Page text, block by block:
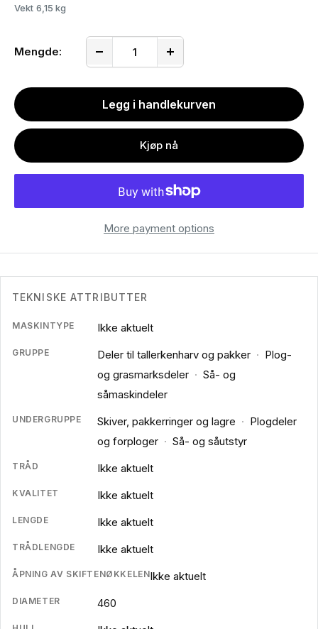
Vekt 6,15 kg
Mengde:
Legg i handlekurven
Kjøp nå
More payment options
TEKNISKE ATTRIBUTTER
MASKINTYPE Ikke aktuelt
GRUPPE Deler til tallerkenharv og pakker · Plog-
og grasmarksdeler · Så- og
såmaskindeler
UNDERGRUPPE Skiver, pakkerringer og lagre · Plogdeler
og forploger · Så- og såutstyr
TRÅD Ikke aktuelt
KVALITET Ikke aktuelt
LENGDE Ikke aktuelt
TRÅDLENGDE Ikke aktuelt
ÅPNING AV SKIFTENØKKELENIkke aktuelt
DIAMETER 460